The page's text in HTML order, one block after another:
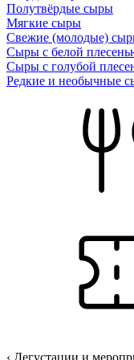
Полутвёрдые сыры
Мягкие сыры
Свежие (молодые)
Сыры с белой
Сыры с голубой
Редкие и необычные
‹ Дегустации и